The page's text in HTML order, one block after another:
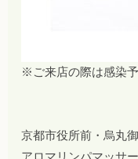
※ご来店の際は感染
京都市役所前・烏丸